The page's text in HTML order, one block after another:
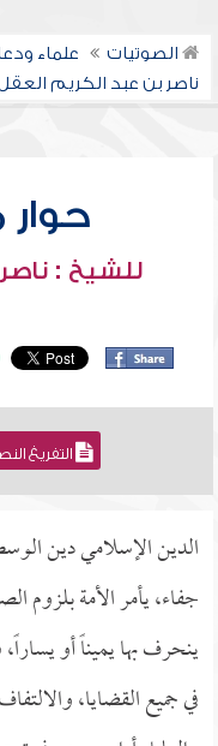
الصوتيات علماء
ناصر بن عبد الكريم
حوار
للشيخ :
التفريغ
الدين الإسلامي دين
جفاء، يأمر الأمة بلزوم
ينحرف بها يميناً أو
في جميع القضايا،